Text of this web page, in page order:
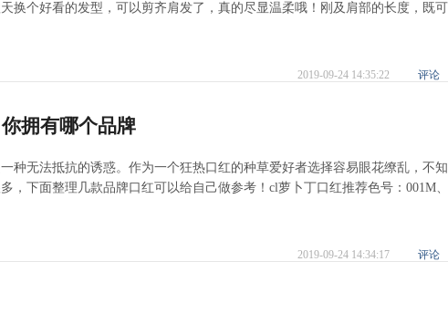
换个好看的发型，可以剪齐肩发了，真的尽显温柔哦！刚及肩部的长度，既可
2019-09-24 14:35:22 评论
拥有哪个品牌
种无法抵抗的诱惑。作为一个狂热口红的种草爱好者选择容易眼花缭乱，不知
，下面整理几款品牌口红可以给自己做参考！cl萝卜丁口红推荐色号：001M、
2019-09-24 14:34:17 评论